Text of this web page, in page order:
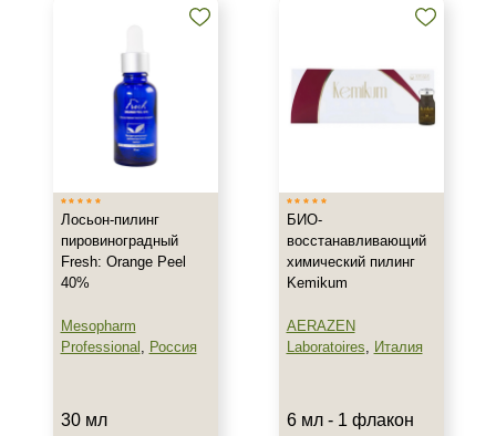
Италия
Россия
Тип товара
Пилинг
Гель
Лосьон-пилинг
пировиноградный
Fresh: Orange Peel
40%
Mesopharm
Professional , Россия
30 мл
БИО-
восстанавливающий
химический пилинг
Kemikum
AERAZEN
Laboratoires, Италия
6 мл - 1 флакон